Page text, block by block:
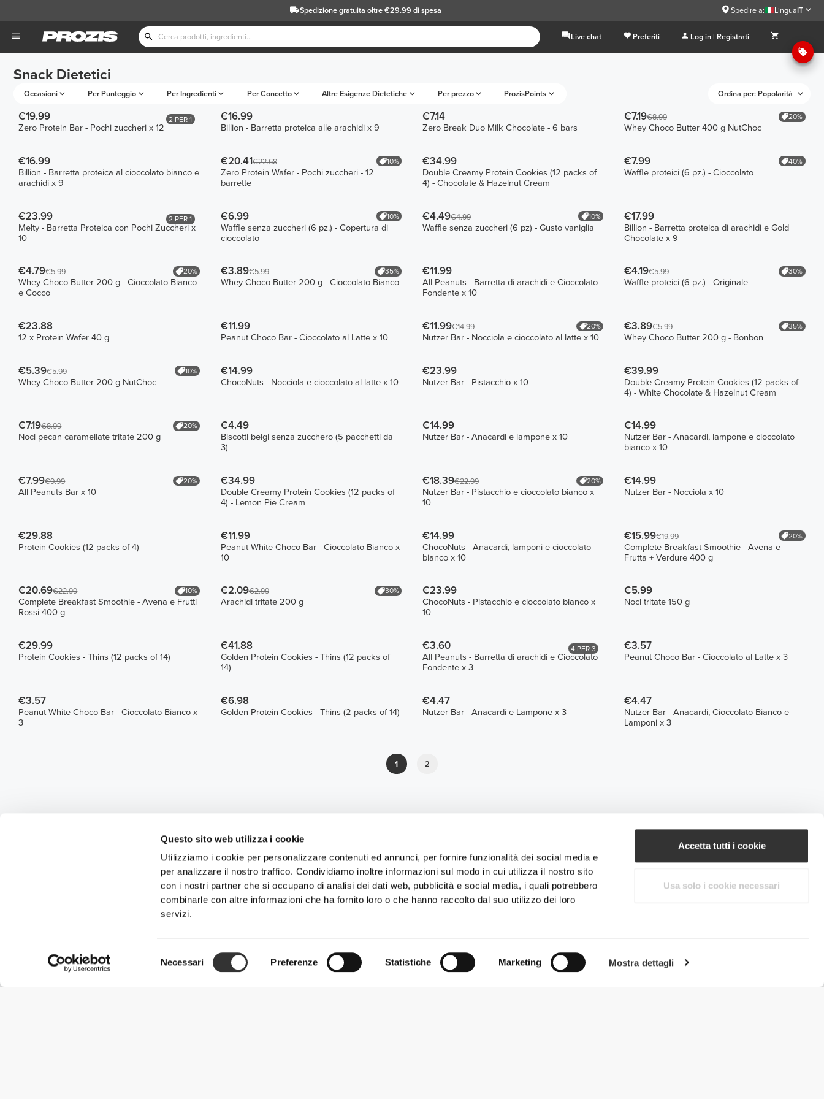
Questo sito web utilizza i cookie
Utilizziamo i cookie per personalizzare contenuti ed annunci, per fornire funzionalità dei social media e
per analizzare il nostro traffico. Condividiamo inoltre informazioni sul modo in cui utilizza il nostro sito
con i nostri partner che si occupano di analisi dei dati web, pubblicità e social media, i quali potrebbero
combinarle con altre informazioni che ha fornito loro o che hanno raccolto dal suo utilizzo dei loro
servizi.
del
Necessari Preferenze Statistiche Marketing Mostra dettagli
Accetta tutti i cookie
Usa solo i cookie necessari
Spedizione gratuita oltre €29.99 di spesa Spedire a: LinguaIT
Live chat Preferiti Log in | Registrati
Snack Dietetici
Occasioni Per Punteggio Per Ingredienti Per Concetto Altre Esigenze Dietetiche Per prezzo ProzisPoints Ordina per: Popolarità
2 PER 1
€19.99
Zero Protein Bar - Pochi zuccheri x 12
€16.99
Billion - Barretta proteica alle arachidi x 9
€7.14
Zero Break Duo Milk Chocolate - 6 bars
€7.19€8.99 20%
Whey Choco Butter 400 g NutChoc
€16.99
Billion - Barretta proteica al cioccolato bianco e
arachidi x 9
€20.41€22.68 10%
Zero Protein Wafer - Pochi zuccheri - 12
barrette
€34.99
Double Creamy Protein Cookies (12 packs of
4) - Chocolate & Hazelnut Cream
€7.99 40%
Waffle proteici (6 pz.) - Cioccolato
2 PER 1
€23.99
Melty - Barretta Proteica con Pochi Zuccheri x
10
€6.99 10%
Waffle senza zuccheri (6 pz.) - Copertura di
cioccolato
€4.49€4.99 10%
Waffle senza zuccheri (6 pz) - Gusto vaniglia
€17.99
Billion - Barretta proteica di arachidi e Gold
Chocolate x 9
€4.79€5.99 20%
Whey Choco Butter 200 g - Cioccolato Bianco
e Cocco
€3.89€5.99 35%
Whey Choco Butter 200 g - Cioccolato Bianco
€11.99
All Peanuts - Barretta di arachidi e Cioccolato
Fondente x 10
€4.19€5.99 30%
Waffle proteici (6 pz.) - Originale
€23.88
12 x Protein Wafer 40 g
€11.99
Peanut Choco Bar - Cioccolato al Latte x 10
€11.99€14.99 20%
Nutzer Bar - Nocciola e cioccolato al latte x 10
€3.89€5.99 35%
Whey Choco Butter 200 g - Bonbon
€5.39€5.99 10%
Whey Choco Butter 200 g NutChoc
€14.99
ChocoNuts - Nocciola e cioccolato al latte x 10
€23.99
Nutzer Bar - Pistacchio x 10
€39.99
Double Creamy Protein Cookies (12 packs of
4) - White Chocolate & Hazelnut Cream
€7.19€8.99 20%
Noci pecan caramellate tritate 200 g
€4.49
Biscotti belgi senza zucchero (5 pacchetti da
3)
€14.99
Nutzer Bar - Anacardi e lampone x 10
€14.99
Nutzer Bar - Anacardi, lampone e cioccolato
bianco x 10
€7.99€9.99 20%
All Peanuts Bar x 10
€34.99
Double Creamy Protein Cookies (12 packs of
4) - Lemon Pie Cream
€18.39€22.99 20%
Nutzer Bar - Pistacchio e cioccolato bianco x
10
€14.99
Nutzer Bar - Nocciola x 10
€29.88
Protein Cookies (12 packs of 4)
€11.99
Peanut White Choco Bar - Cioccolato Bianco x
10
€14.99
ChocoNuts - Anacardi, lamponi e cioccolato
bianco x 10
€15.99€19.99 20%
Complete Breakfast Smoothie - Avena e
Frutta + Verdure 400 g
€20.69€22.99 10%
Complete Breakfast Smoothie - Avena e Frutti
Rossi 400 g
€2.09€2.99 30%
Arachidi tritate 200 g
€23.99
ChocoNuts - Pistacchio e cioccolato bianco x
10
€5.99
Noci tritate 150 g
€29.99
Protein Cookies - Thins (12 packs of 14)
€41.88
Golden Protein Cookies - Thins (12 packs of
14)
4 PER 3
€3.60
All Peanuts - Barretta di arachidi e Cioccolato
Fondente x 3
€3.57
Peanut Choco Bar - Cioccolato al Latte x 3
€3.57
Peanut White Choco Bar - Cioccolato Bianco x
3
€6.98
Golden Protein Cookies - Thins (2 packs of 14)
€4.47
Nutzer Bar - Anacardi e Lampone x 3
€4.47
Nutzer Bar - Anacardi, Cioccolato Bianco e
Lamponi x 3
1 2